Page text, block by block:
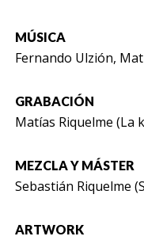
MÚSICA
Fernando Ulzión,
GRABACIÓN
Matías Riquelme (La
MEZCLA Y MÁSTER
Sebastián Riquelme
ARTWORK